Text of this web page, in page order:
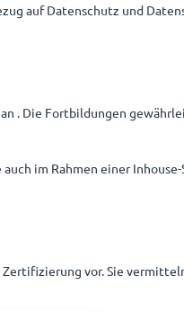
auf Datenschutz und
. Die Fortbildungen
im Rahmen einer Inhouse-
Zertifizierung vor. Sie